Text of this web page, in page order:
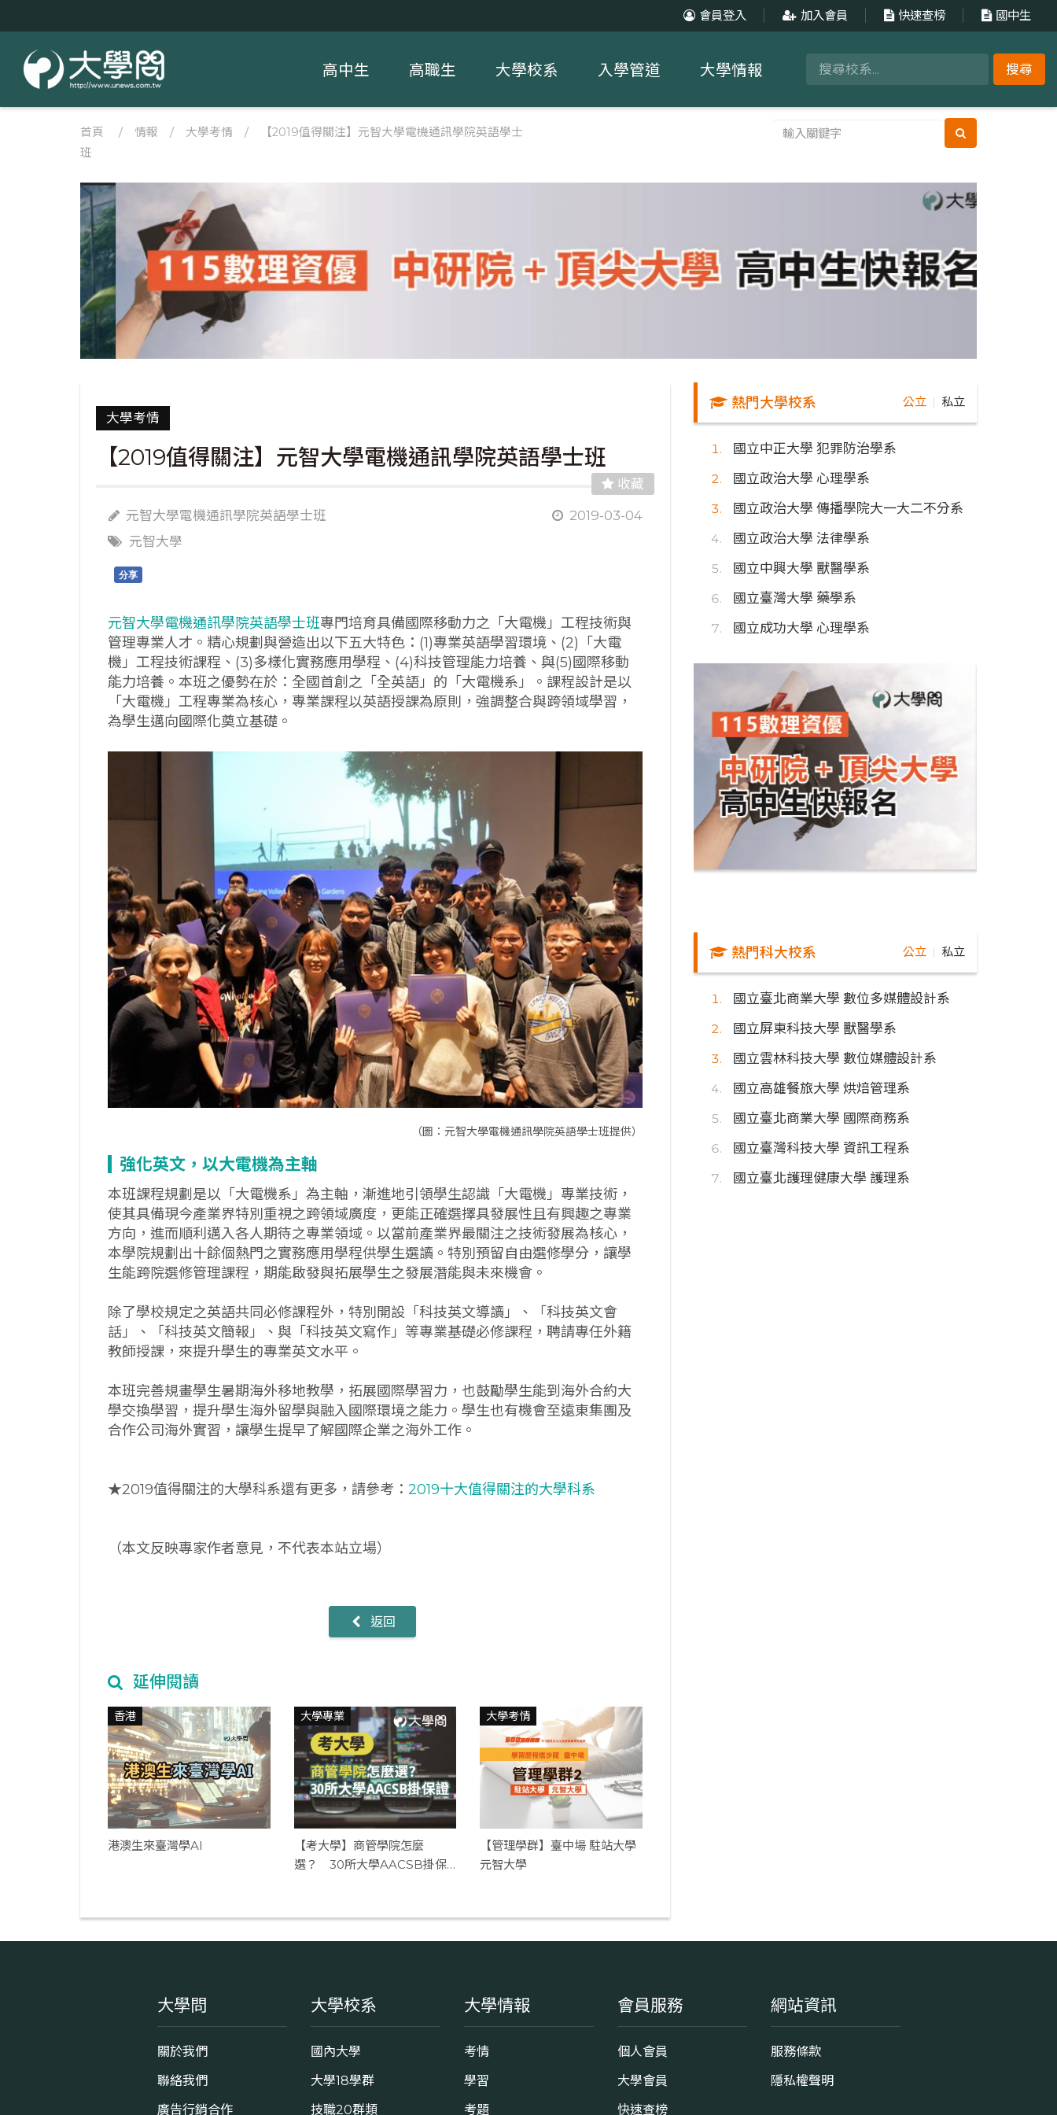
會員登入 加入會員 快速查榜 國中生
搜尋
高中生 高職生 大學校系 入學管道 大學情報
首頁 / 情報 / 大學考情 /
【2019值得關注】元智大學電機通訊學院英語學士
班
大學考情
【2019值得關注】元智大學電機通訊學院英語學士班
收藏
元智大學電機通訊學院英語學士班
2019-03-04
元智大學
分享
元智大學電機通訊學院英語學士班專門培育具備國際移動力之「大電機」工程技術與
管理專業人才。精心規劃與營造出以下五大特色：(1)專業英語學習環境、(2)「大電
機」工程技術課程、(3)多樣化實務應用學程、(4)科技管理能力培養、與(5)國際移動
能力培養。本班之優勢在於：全國首創之「全英語」的「大電機系」。課程設計是以
「大電機」工程專業為核心，專業課程以英語授課為原則，強調整合與跨領域學習，
為學生邁向國際化奠立基礎。
（圖：元智大學電機通訊學院英語學士班提供）
強化英文，以大電機為主軸
本班課程規劃是以「大電機系」為主軸，漸進地引領學生認識「大電機」專業技術，
使其具備現今產業界特別重視之跨領域廣度，更能正確選擇具發展性且有興趣之專業
方向，進而順利邁入各人期待之專業領域。以當前產業界最關注之技術發展為核心，
本學院規劃出十餘個熱門之實務應用學程供學生選讀。特別預留自由選修學分，讓學
生能跨院選修管理課程，期能啟發與拓展學生之發展潛能與未來機會。
除了學校規定之英語共同必修課程外，特別開設「科技英文導讀」、「科技英文會
話」、「科技英文簡報」、與「科技英文寫作」等專業基礎必修課程，聘請專任外籍
教師授課，來提升學生的專業英文水平。
本班完善規畫學生暑期海外移地教學，拓展國際學習力，也鼓勵學生能到海外合約大
學交換學習，提升學生海外留學與融入國際環境之能力。學生也有機會至遠東集團及
合作公司海外實習，讓學生提早了解國際企業之海外工作。
★2019值得關注的大學科系還有更多，請參考： 2019十大值得關注的大學科系
（本文反映專家作者意見，不代表本站立場）
返回
延伸閱讀
香港
港澳生來臺灣學AI
大學專業
【考大學】商管學院怎麼
選？ 30所大學AACSB掛保
大學考情
【管理學群】臺中場 駐站大學
元智大學
熱門大學校系 公立 私立
國立中正大學 犯罪防治學系
國立政治大學 心理學系
國立政治大學 傳播學院大一大二不分系
國立政治大學 法律學系
國立中興大學 獸醫學系
國立臺灣大學 藥學系
國立成功大學 心理學系
熱門科大校系 公立 私立
國立臺北商業大學 數位多媒體設計系
國立屏東科技大學 獸醫學系
國立雲林科技大學 數位媒體設計系
國立高雄餐旅大學 烘焙管理系
國立臺北商業大學 國際商務系
國立臺灣科技大學 資訊工程系
國立臺北護理健康大學 護理系
大學問
關於我們
聯絡我們
廣告行銷合作
大學校系
國內大學
大學18學群
技職20群類
大學情報
考情
學習
考題
會員服務
個人會員
大學會員
快速查榜
網站資訊
服務條款
隱私權聲明